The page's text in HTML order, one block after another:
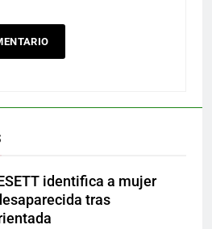
identifica a mujer
tras